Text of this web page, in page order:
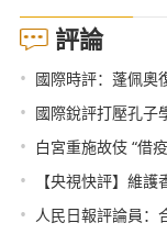
評論
• 國際時評：蓬佩奧
• 國際銳評打壓孔子
• 白宮重施故伎 “借
• 【央視快評】維
• 人民日報評論員：